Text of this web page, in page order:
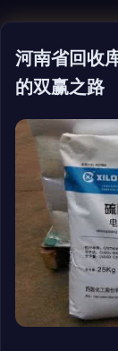
河南省回收
的双赢之路